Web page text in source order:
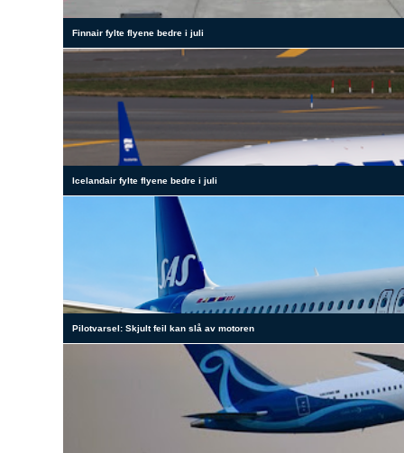
Finnair fylte flyene bedre i juli
Icelandair fylte flyene bedre i juli
Pilotvarsel: Skjult feil kan slå av motoren